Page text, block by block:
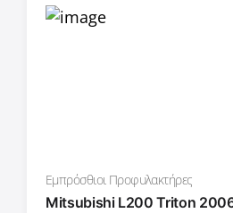
Εμπρόσθιοι Προφυλακτήρες
Mitsubishi L200 Triton